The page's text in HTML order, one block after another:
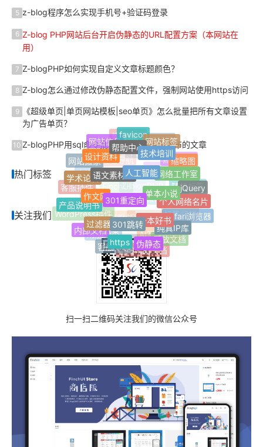
5 z-blog程序怎么实现手机号+验证码登录
6 Z-blog PHP网站后台开启伪静态的URL配置方案（本网站在
用）
7 Z-blogPHP如何实现自定义文章标题颜色？
8 Z-blog怎么通过修改伪静态配置文件，强制网站使用https访问
9
《超级单页|单页网站模板|seo单页》怎么批量把所有文章设置
为广告单页？
10 Z-blogPHP用sql命令批量删除指定用户发布的文章
热门标签
Z-blogPHP
FinchUI
网址导航
单页网站
Z-Blog插件
微信公众号
开发服务
定制服务
响应式
自适应
Jquery
博客网站最新标签
热门标签
随机标签
标签归档
AI写作助手
文章多选分类
附加分类
WordPress插件
客服插件
网站搬家
网站信息
favicon
网站标签
缩略图
jQuery
Safari浏览器
开放文档
在线帮助文档
客服中心
内部文档
产品说明书
学术论著
设计资料
帮助中心
技术培训
网络工作室
个人网络名片
纯真IP库
伪静态
https
过滤器
作文网
语文素材网人工智能
单本小说
一本好书
301跳转
301重定向
关注我们
扫一扫二维码关注我们的微信公众号